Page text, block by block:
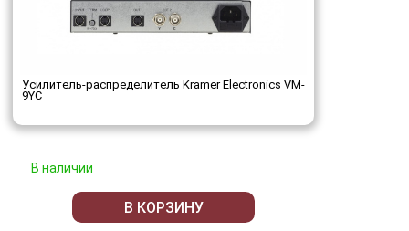
Усилитель-распределитель Kramer Electronics VM-
9YC
В наличии
В КОРЗИНУ